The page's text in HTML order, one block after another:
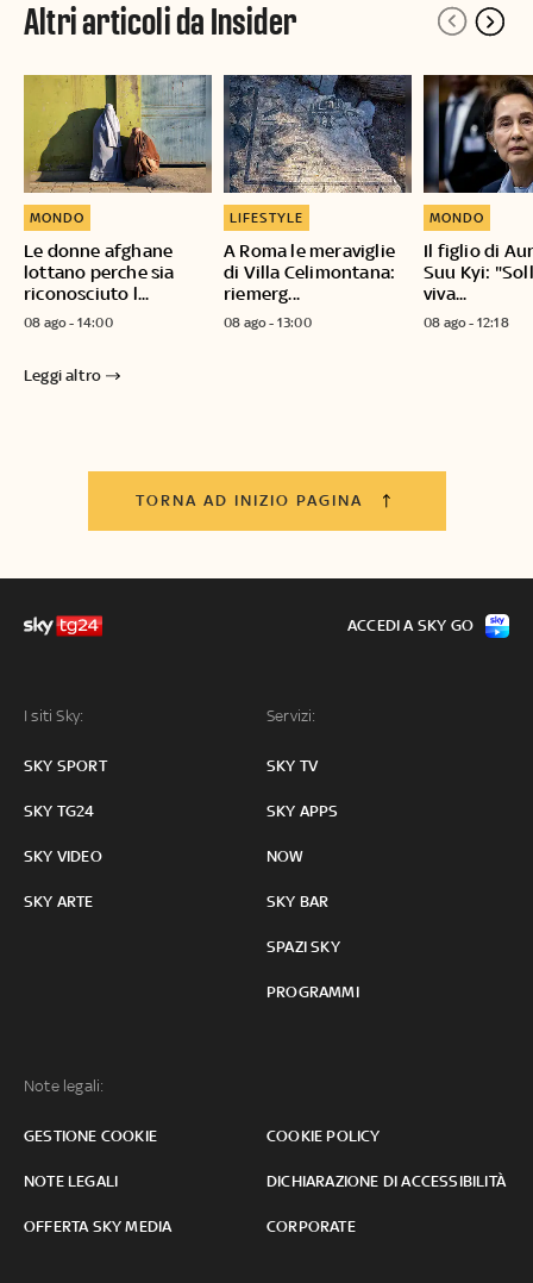
Altri articoli da Insider
Le donne afghane
lottano perche sia
riconosciuto l...
MONDO
08 ago - 14:00
A Roma le meraviglie
di Villa Celimontana:
riemerg...
LIFESTYLE
08 ago - 13:00
Il figlio di
Suu Kyi:
viva...
MONDO
08 ago - 12:18
Leggi altro
TORNA AD INIZIO PAGINA
I siti Sky:
SKY SPORT
SKY TG24
SKY VIDEO
SKY ARTE
Servizi:
SKY TV
SKY APPS
NOW
SKY BAR
SPAZI SKY
PROGRAMMI
Note legali:
GESTIONE COOKIE COOKIE POLICY
NOTE LEGALI DICHIARAZIONE DI ACCESSIBILITÀ
OFFERTA SKY MEDIA CORPORATE
ACCEDI A SKY GO